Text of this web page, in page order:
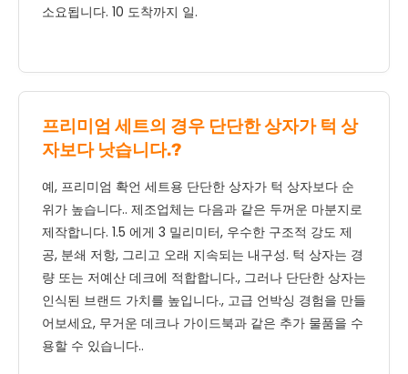
소요됩니다. 10 도착까지 일.
프리미엄 세트의 경우 단단한 상자가 턱 상
자보다 낫습니다.?
예, 프리미엄 확언 세트용 단단한 상자가 턱 상자보다 순
위가 높습니다.. 제조업체는 다음과 같은 두꺼운 마분지로
제작합니다. 1.5 에게 3 밀리미터, 우수한 구조적 강도 제
공, 분쇄 저항, 그리고 오래 지속되는 내구성. 턱 상자는 경
량 또는 저예산 데크에 적합합니다., 그러나 단단한 상자는
인식된 브랜드 가치를 높입니다., 고급 언박싱 경험을 만들
어보세요, 무거운 데크나 가이드북과 같은 추가 물품을 수
용할 수 있습니다..